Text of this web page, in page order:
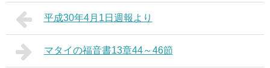
平成30年4月1日週報より
マタイの福音書13章44～46節